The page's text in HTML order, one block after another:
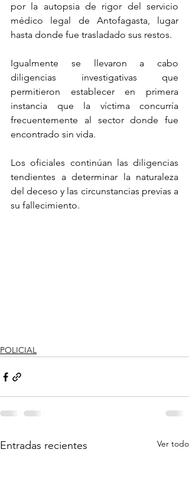
por la autopsia de rigor del servicio
médico legal de Antofagasta, lugar
hasta donde fue trasladado sus restos.
Igualmente se llevaron a cabo
diligencias investigativas que
permitieron establecer en primera
instancia que la víctima concurría
frecuentemente al sector donde fue
encontrado sin vida.
Los oficiales continúan las diligencias
tendientes a determinar la naturaleza
del deceso y las circunstancias previas a
su fallecimiento.
POLICIAL
Entradas recientes Ver todo